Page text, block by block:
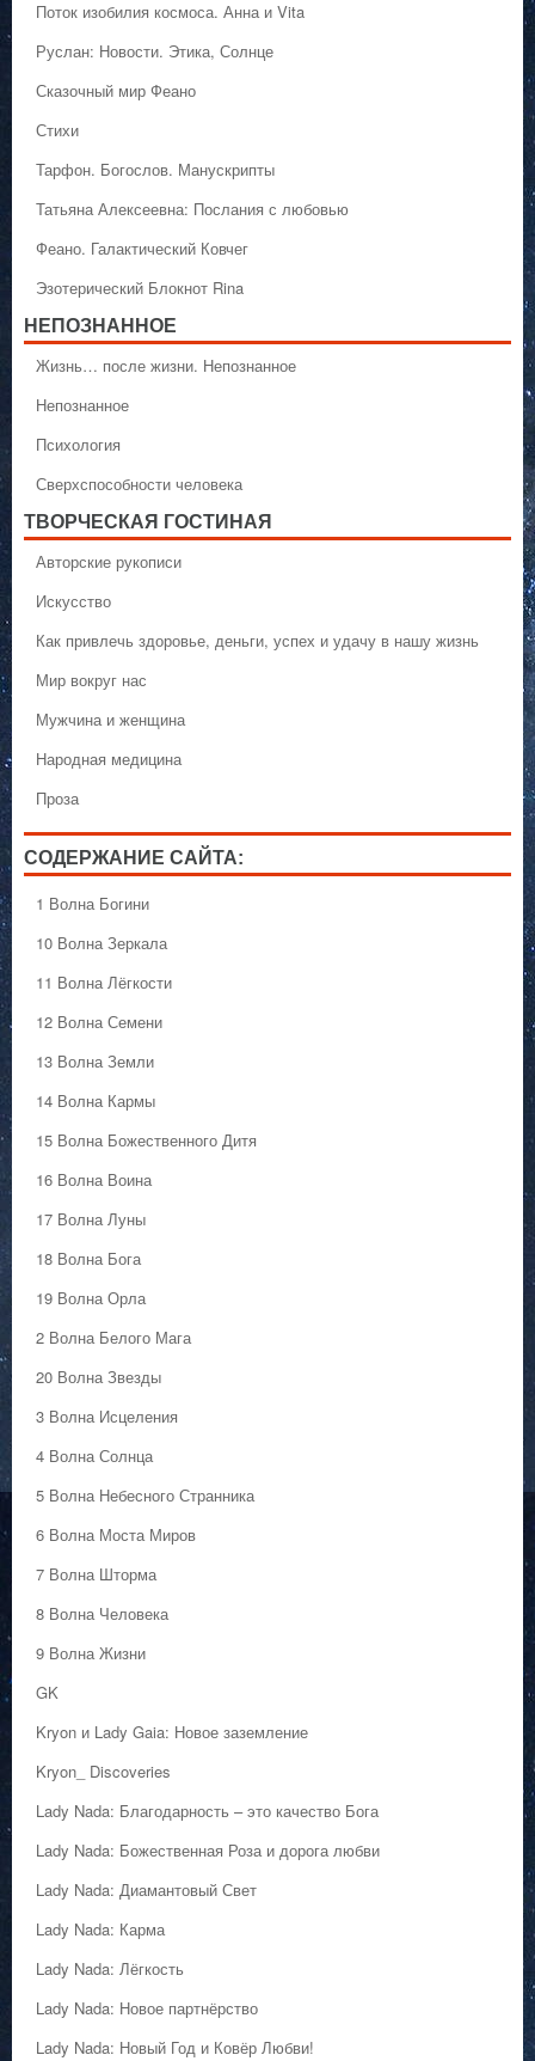
Поток изобилия космоса. Анна и Vita
Руслан: Новости. Этика, Солнце
Сказочный мир Феано
Стихи
Тарфон. Богослов. Манускрипты
Татьяна Алексеевна: Послания с любовью
Феано. Галактический Ковчег
Эзотерический Блокнот Rina
НЕПОЗНАННОЕ
Жизнь… после жизни. Непознанное
Непознанное
Психология
Сверхспособности человека
ТВОРЧЕСКАЯ ГОСТИНАЯ
Авторские рукописи
Искусство
Как привлечь здоровье, деньги, успех и удачу в нашу жизнь
Мир вокруг нас
Мужчина и женщина
Народная медицина
Проза
СОДЕРЖАНИЕ САЙТА:
1 Волна Богини
10 Волна Зеркала
11 Волна Лёгкости
12 Волна Семени
13 Волна Земли
14 Волна Кармы
15 Волна Божественного Дитя
16 Волна Воина
17 Волна Луны
18 Волна Бога
19 Волна Орла
2 Волна Белого Мага
20 Волна Звезды
3 Волна Исцеления
4 Волна Солнца
5 Волна Небесного Странника
6 Волна Моста Миров
7 Волна Шторма
8 Волна Человека
9 Волна Жизни
GK
Kryon и Lady Gaia: Новое заземление
Kryon_ Discoveries
Lady Nada: Благодарность – это качество Бога
Lady Nada: Божественная Роза и дорога любви
Lady Nada: Диамантовый Свет
Lady Nada: Карма
Lady Nada: Лёгкость
Lady Nada: Новое партнёрство
Lady Nada: Новый Год и Ковёр Любви!